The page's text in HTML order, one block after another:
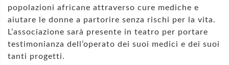
popolazioni africane attraverso cure mediche e
aiutare le donne a partorire senza rischi per la vita.
L’associazione sarà presente in teatro per portare
testimonianza dell’operato dei suoi medici e dei suoi
tanti progetti.